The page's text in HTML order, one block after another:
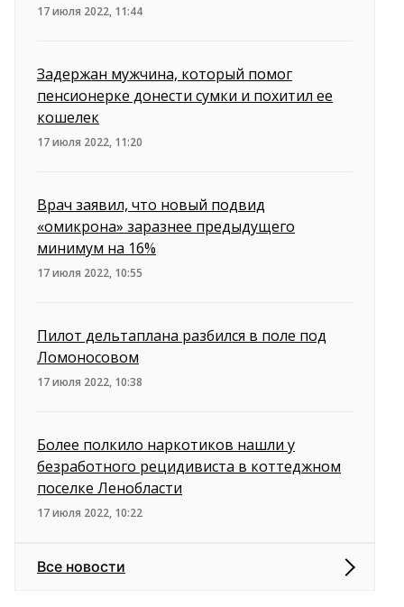
17 июля 2022, 11:44
Задержан мужчина, который помог
пенсионерке донести сумки и похитил ее
кошелек
17 июля 2022, 11:20
Врач заявил, что новый подвид
«омикрона» заразнее предыдущего
минимум на 16%
17 июля 2022, 10:55
Пилот дельтаплана разбился в поле под
Ломоносовом
17 июля 2022, 10:38
Более полкило наркотиков нашли у
безработного рецидивиста в коттеджном
поселке Ленобласти
17 июля 2022, 10:22
Все новости